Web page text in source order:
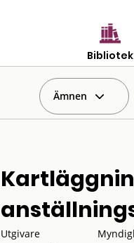
Bibliotek
Ämnen
Utgivare